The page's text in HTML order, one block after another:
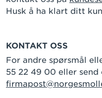
Husk å ha klart ditt
KONTAKT OSS
For andre spørsmål
55 22 49 00 eller send